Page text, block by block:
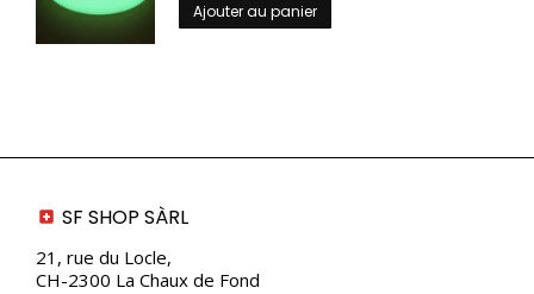
Ajouter au panier
SF SHOP SÀRL
21, rue du Locle,
CH-2300 La Chaux de Fond